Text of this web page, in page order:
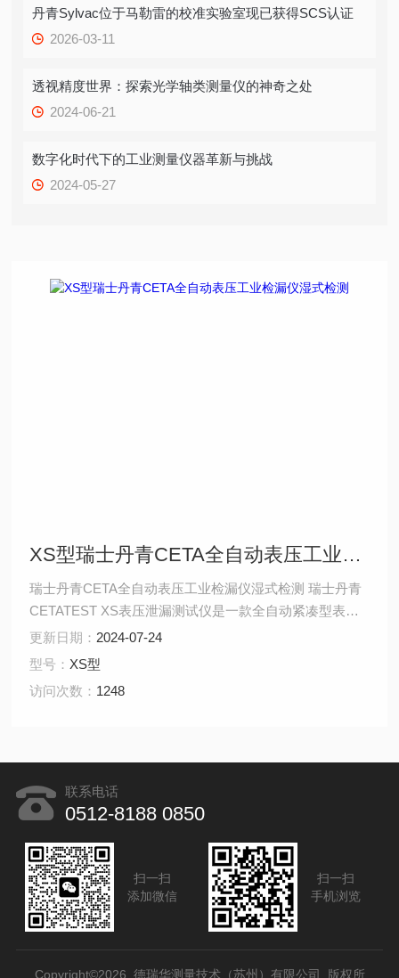
丹青Sylvac位于马勒雷的校准实验室现已获得SCS认证
2026-03-11
透视精度世界：探索光学轴类测量仪的神奇之处
2024-06-21
数字化时代下的工业测量仪器革新与挑战
2024-05-27
XS型瑞士丹青CETA全自动表压工业检漏仪湿式检测
瑞士丹青CETA全自动表压工业检漏仪湿式检测 瑞士丹青
CETATEST XS表压泄漏测试仪是一款全自动紧凑型表压
泄漏测试仪，用于检测生产过程周期时间内的非密封部
件。通过相对压力传感器对测量时间内由泄漏而引起的试
XS配置测试程序参数、记录测量结果和压力变化曲线。
更新日期： 2024-07-24
型号： XS型
访问次数： 1248
联系电话
0512-8188 0850
扫一扫
添加微信
扫一扫
手机浏览
Copyright©2026 德瑞华测量技术（苏州）有限公司 版权所